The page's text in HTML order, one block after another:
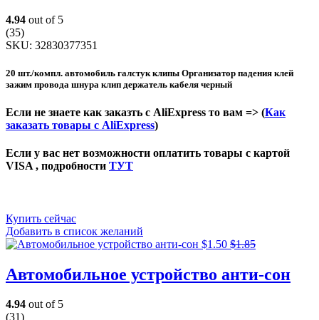
4.94 out of 5
(35)
SKU: 32830377351
20 шт./компл. автомобиль галстук клипы Организатор падения клей
зажим провода шнура клип держатель кабеля черный
Если не знаете как заказть с AliExpress то вам => (Как
заказать товары с AliExpress)
Если у вас нет возможности оплатить товары с картой
VISA , подробности ТУТ
Купить сейчас
Добавить в список желаний
$1.50 $1.85
Автомобильное устройство анти-сон
4.94 out of 5
(31)